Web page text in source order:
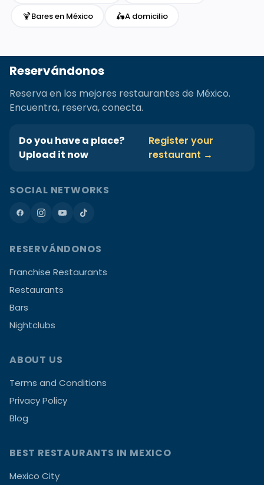
🍹Bares en México 🛵A domicilio
Reservándonos
Reserva en los mejores restaurantes de México.
Encuentra, reserva, conecta.
Do you have a place?
Upload it now
Register your
restaurant →
SOCIAL NETWORKS
RESERVÁNDONOS
Franchise Restaurants
Restaurants
Bars
Nightclubs
ABOUT US
Terms and Conditions
Privacy Policy
Blog
BEST RESTAURANTS IN MEXICO
Mexico City